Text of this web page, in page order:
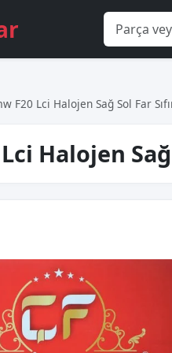
F20 Lci Halojen Sağ Sol Far
Halojen Sağ